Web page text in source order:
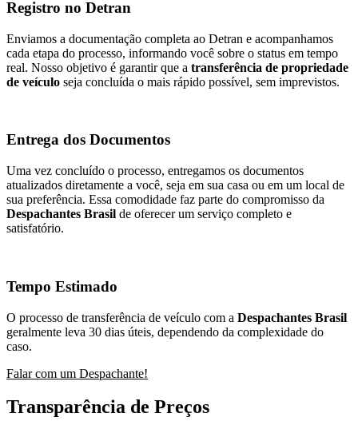
Registro no Detran
Enviamos a documentação completa ao Detran e acompanhamos
cada etapa do processo, informando você sobre o status em tempo
real. Nosso objetivo é garantir que a transferência de propriedade
de veículo seja concluída o mais rápido possível, sem imprevistos.
Entrega dos Documentos
Uma vez concluído o processo, entregamos os documentos
atualizados diretamente a você, seja em sua casa ou em um local de
sua preferência. Essa comodidade faz parte do compromisso da
Despachantes Brasil de oferecer um serviço completo e
satisfatório.
Tempo Estimado
O processo de transferência de veículo com a Despachantes Brasil
geralmente leva 30 dias úteis, dependendo da complexidade do
caso.
Falar com um Despachante!
Transparência de Preços